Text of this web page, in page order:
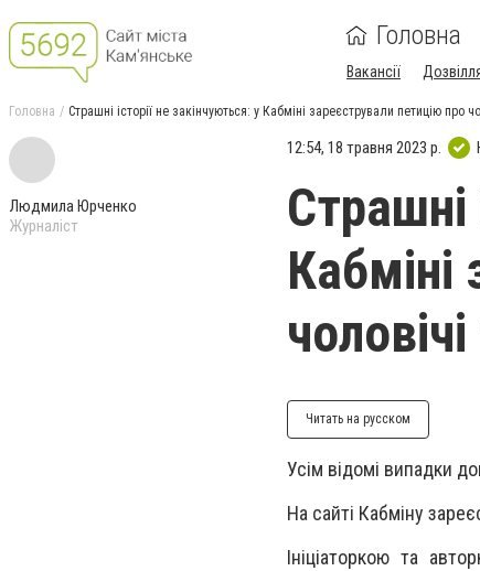
Головна
Вакансії
Головна Страшні історії не закінчуються: у Кабміні зареєстрували петицію про
Людмила Юрченко
Журналіст
12:54, 18 травня 2023 р.
Страшні
Кабміні
Читать на русском
Усім відомі випадки
На сайті Кабміну
Ініціаторкою та